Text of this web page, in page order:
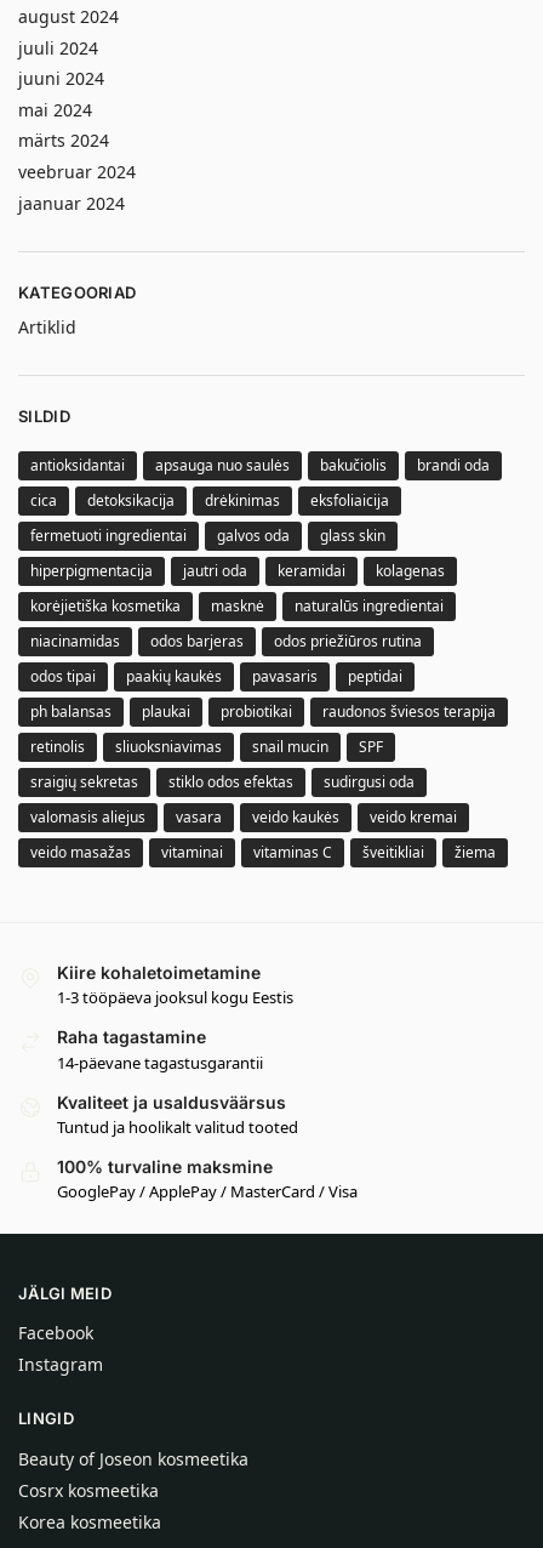
august 2024
juuli 2024
juuni 2024
mai 2024
märts 2024
veebruar 2024
jaanuar 2024
KATEGOORIAD
Artiklid
SILDID
antioksidantai apsauga nuo saulės bakučiolis
brandi oda
cica
detoksikacija drėkinimas
eksfoliaicija
fermetuoti ingredientai
galvos oda
glass skin
hiperpigmentacija
jautri oda keramidai
kolagenas
korėjietiška kosmetika
masknė
naturalūs ingredientai
niacinamidas
odos barjeras
odos priežiūros rutina
odos tipai
paakių kaukės pavasaris
peptidai
ph balansas
plaukai probiotikai
raudonos šviesos terapija
retinolis
sliuoksniavimas snail mucin
SPF
sraigių sekretas
stiklo odos efektas
sudirgusi oda
valomasis aliejus
vasara veido kaukės
veido kremai
veido masažas
vitaminai vitaminas C šveitikliai žiema
Kiire kohaletoimetamine
1-3 tööpäeva jooksul kogu Eestis
Raha tagastamine
14-päevane tagastusgarantii
Kvaliteet ja usaldusväärsus
Tuntud ja hoolikalt valitud tooted
100% turvaline maksmine
GooglePay / ApplePay / MasterCard / Visa
JÄLGI MEID
Facebook
Instagram
LINGID
Beauty of Joseon kosmeetika
Cosrx kosmeetika
Korea kosmeetika